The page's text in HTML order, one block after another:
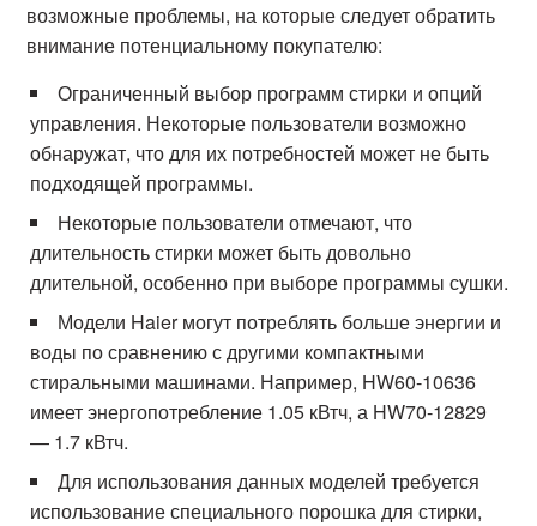
возможные проблемы, на которые следует обратить
внимание потенциальному покупателю:
Ограниченный выбор программ стирки и опций
управления. Некоторые пользователи возможно
обнаружат, что для их потребностей может не быть
подходящей программы.
Некоторые пользователи отмечают, что
длительность стирки может быть довольно
длительной, особенно при выборе программы сушки.
Модели Haier могут потреблять больше энергии и
воды по сравнению с другими компактными
стиральными машинами. Например, HW60-10636
имеет энергопотребление 1.05 кВтч, а HW70-12829
— 1.7 кВтч.
Для использования данных моделей требуется
использование специального порошка для стирки,